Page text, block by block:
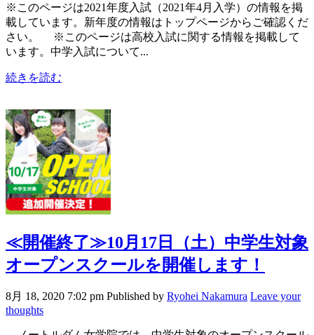
※このページは2021年度入試（2021年4月入学）の情報を掲
載しています。新年度の情報はトップページからご確認くだ
さい。 ※このページは高校入試に関する情報を掲載して
います。中学入試について...
続きを読む
≪開催終了≫10月17日（土）中学生対象
オープンスクールを開催します！
8月 18, 2020 7:02 pm Published by Ryohei Nakamura Leave your
thoughts